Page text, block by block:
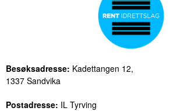
Besøksadresse: Kadettangen 12,
1337 Sandvika
Postadresse: IL Tyrving